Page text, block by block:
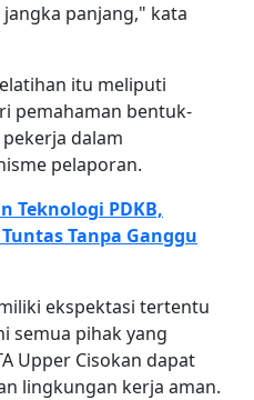
panjang," kata
itu meliputi
pemahaman bentuk-
dalam
pelaporan.
Teknologi PDKB,
Tuntas Tanpa Ganggu
ekspektasi tertentu
semua pihak yang
Upper Cisokan dapat
lingkungan kerja aman.